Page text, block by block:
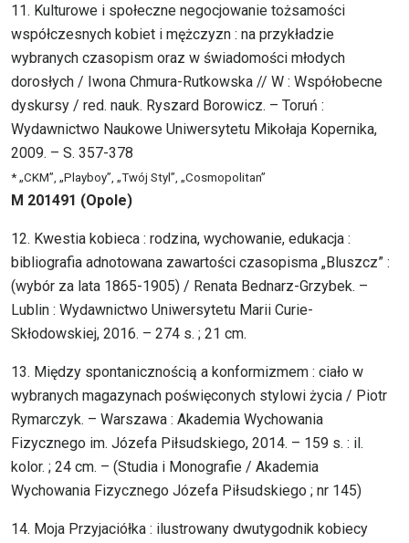
11. Kulturowe i społeczne negocjowanie tożsamości
współczesnych kobiet i mężczyzn : na przykładzie
wybranych czasopism oraz w świadomości młodych
dorosłych / Iwona Chmura-Rutkowska // W : Współobecne
dyskursy / red. nauk. Ryszard Borowicz. – Toruń :
Wydawnictwo Naukowe Uniwersytetu Mikołaja Kopernika,
2009. – S. 357-378
* „CKM”, „Playboy”, „Twój Styl”, „Cosmopolitan”
M 201491 (Opole)
12. Kwestia kobieca : rodzina, wychowanie, edukacja :
bibliografia adnotowana zawartości czasopisma „Bluszcz” :
(wybór za lata 1865-1905) / Renata Bednarz-Grzybek. –
Lublin : Wydawnictwo Uniwersytetu Marii Curie-
Skłodowskiej, 2016. – 274 s. ; 21 cm.
13. Między spontanicznością a konformizmem : ciało w
wybranych magazynach poświęconych stylowi życia / Piotr
Rymarczyk. – Warszawa : Akademia Wychowania
Fizycznego im. Józefa Piłsudskiego, 2014. – 159 s. : il.
kolor. ; 24 cm. – (Studia i Monografie / Akademia
Wychowania Fizycznego Józefa Piłsudskiego ; nr 145)
14. Moja Przyjaciółka : ilustrowany dwutygodnik kobiecy